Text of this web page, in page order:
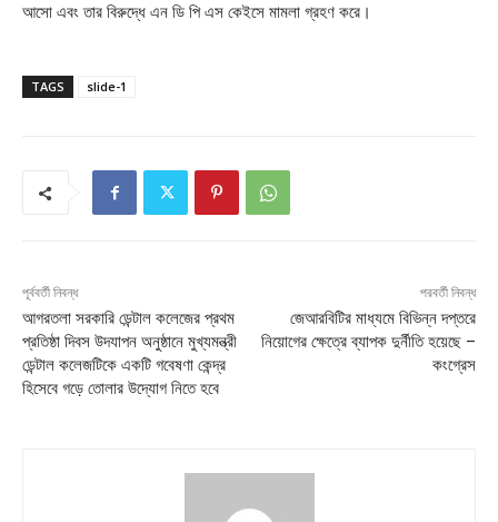
আসো এবং তার বিরুদ্ধে এন ডি পি এস কেইসে মামলা গ্রহণ করে।
TAGS slide-1
পূর্ববর্তী নিবন্ধ
আগরতলা সরকারি ডেন্টাল কলেজের প্রথম
প্রতিষ্ঠা দিবস উদযাপন অনুষ্ঠানে মুখ্যমন্ত্রী
ডেন্টাল কলেজটিকে একটি গবেষণা কেন্দ্র
হিসেবে গড়ে তোলার উদ্যোগ নিতে হবে
পরবর্তী নিবন্ধ
জেআরবিটির মাধ্যমে বিভিন্ন দপ্তরে
নিয়োগের ক্ষেত্রে ব্যাপক দুর্নীতি হয়েছে –
কংগ্রেস